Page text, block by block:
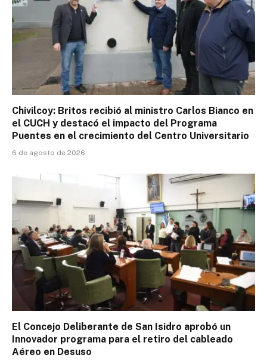
Chivilcoy: Britos recibió al ministro Carlos Bianco en
el CUCH y destacó el impacto del Programa
Puentes en el crecimiento del Centro Universitario
6 de agosto de 2026
El Concejo Deliberante de San Isidro aprobó un
Innovador programa para el retiro del cableado
Aéreo en Desuso